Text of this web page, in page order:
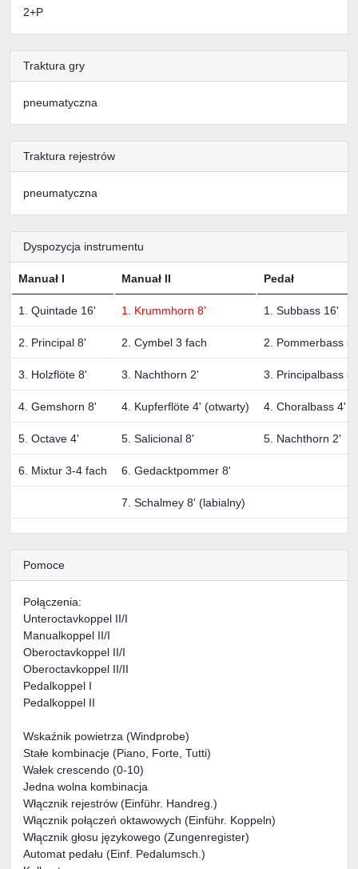
2+P
Traktura gry
pneumatyczna
Traktura rejestrów
pneumatyczna
Dyspozycja instrumentu
Manuał I Manuał II Pedał
1. Quintade 16' 1. Krummhorn 8' 1. Subbass 16'
2. Principal 8' 2. Cymbel 3 fach 2. Pommerbass 8'
3. Holzflöte 8' 3. Nachthorn 2' 3. Principalbass 8'
4. Gemshorn 8' 4. Kupferflöte 4' (otwarty) 4. Choralbass 4'
5. Octave 4' 5. Salicional 8' 5. Nachthorn 2'
6. Mixtur 3-4 fach 6. Gedacktpommer 8'
7. Schalmey 8' (labialny)
Pomoce
Połączenia:
Unteroctavkoppel II/I
Manualkoppel II/I
Oberoctavkoppel II/I
Oberoctavkoppel II/II
Pedalkoppel I
Pedalkoppel II
Wskaźnik powietrza (Windprobe)
Stałe kombinacje (Piano, Forte, Tutti)
Wałek crescendo (0-10)
Jedna wolna kombinacja
Włącznik rejestrów (Einführ. Handreg.)
Włącznik połączeń oktawowych (Einführ. Koppeln)
Włącznik głosu językowego (Zungenregister)
Automat pedału (Einf. Pedalumsch.)